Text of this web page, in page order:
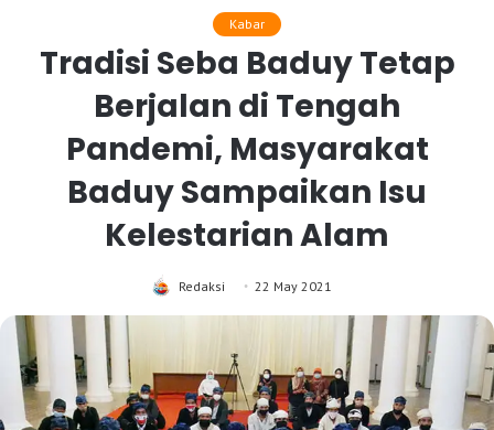
Kabar
Tradisi Seba Baduy Tetap
Berjalan di Tengah
Pandemi, Masyarakat
Baduy Sampaikan Isu
Kelestarian Alam
Redaksi 22 May 2021